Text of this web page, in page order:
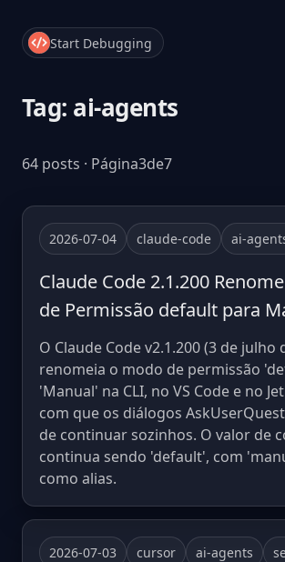
Start Debugging
Tag: ai-agents
64 posts · Página3de7
2026-07-04 claude-code ai-
Claude Code 2.1.200
de Permissão default para
O Claude Code v2.1.200 (3 de julho
renomeia o modo de permissão
'Manual' na CLI, no VS Code e no
com que os diálogos
de continuar sozinhos. O valor de
continua sendo 'default', com
como alias.
2026-07-03 cursor ai-agents